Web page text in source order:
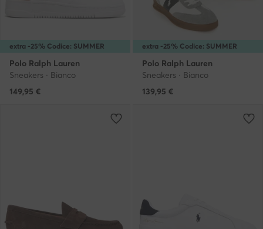
extra -25% Codice: SUMMER
Polo Ralph Lauren
Sneakers · Bianco
149,95 €
extra -25% Codice: SUMMER
Polo Ralph Lauren
Sneakers · Bianco
139,95 €